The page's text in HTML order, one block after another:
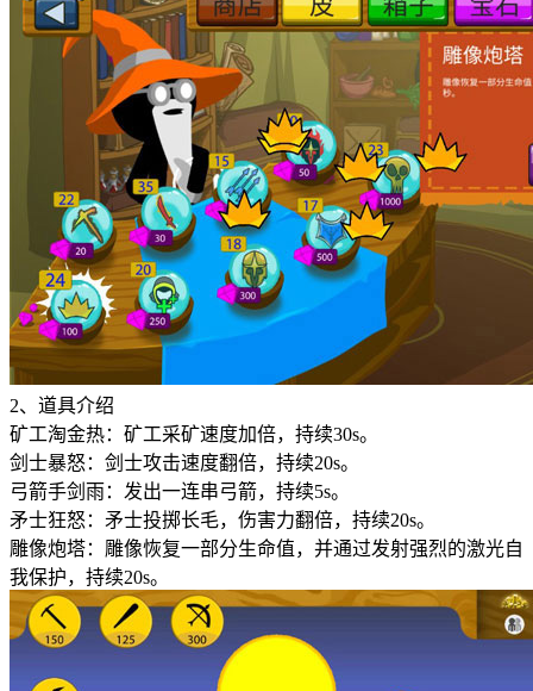
2、道具介绍
矿工淘金热：矿工采矿速度加倍，持续30s。
剑士暴怒：剑士攻击速度翻倍，持续20s。
弓箭手剑雨：发出一连串弓箭，持续5s。
矛士狂怒：矛士投掷长毛，伤害力翻倍，持续20s。
雕像炮塔：雕像恢复一部分生命值，并通过发射强烈的激光自
我保护，持续20s。